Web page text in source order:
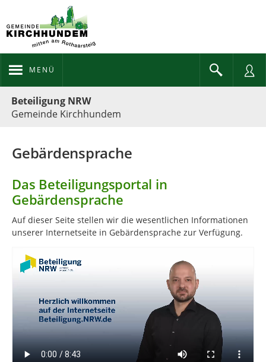
MENÜ
Beteiligung NRW
Gemeinde Kirchhundem
Gebärdensprache
Das Beteiligungsportal in
Gebärdensprache
Auf dieser Seite stellen wir die we­sent­lichen In­for­ma­tionen
unserer In­ter­netseite in Ge­bär­den­sprache zur Ver­fügung.